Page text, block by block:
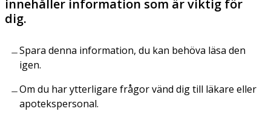
innehåller information som är viktig för
dig.
Spara denna information, du kan behöva läsa den
igen.
Om du har ytterligare frågor vänd dig till läkare eller
apotekspersonal.